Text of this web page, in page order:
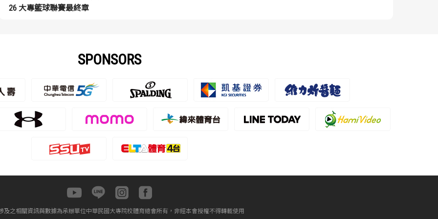
26 大專籃球聯賽最終章
SPONSORS
及之相關資訊與數據為承辦單位中華民國大專院校體育總會所有，非經本會授權不得轉載使用